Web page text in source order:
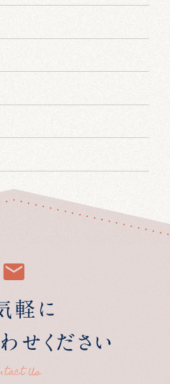
軽に
せください
Us